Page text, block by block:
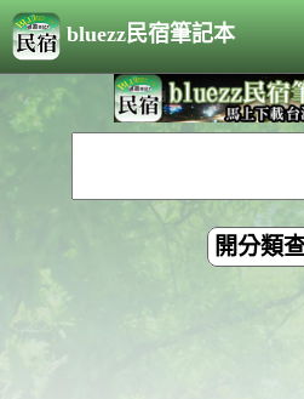
bluezz民宿筆記本
開分類